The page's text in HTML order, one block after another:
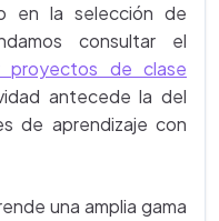
en la selección de
consultar el
proyectos de clase
antecede la del
de aprendizaje con
una amplia gama